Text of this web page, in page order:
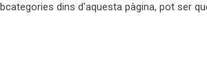
dins d'aquesta pàgina, pot ser